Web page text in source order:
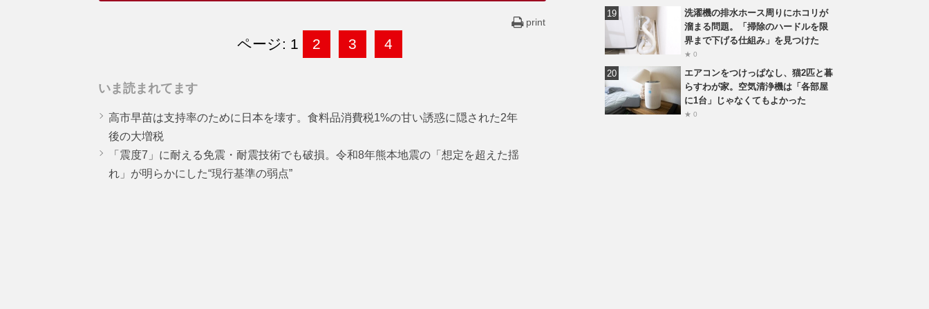
print
ページ: 1 2 3 4
いま読まれてます
高市早苗は支持率のために日本を壊す。食料品消費税1%の甘い誘惑に隠された2年
後の大増税
「震度7」に耐える免震・耐震技術でも破損。令和8年熊本地震の「想定を超えた揺
れ」が明らかにした“現行基準の弱点”
洗濯機の排水ホース周りにホコリが
溜まる問題。「掃除のハードルを限
界まで下げる仕組み」を見つけた
★ 0
エアコンをつけっぱなし、猫2匹と暮
らすわが家。空気清浄機は「各部屋
に1台」じゃなくてもよかった
★ 0